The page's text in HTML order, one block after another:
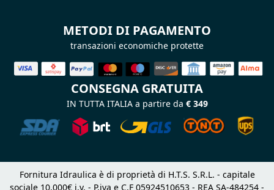
METODI DI PAGAMENTO
transazioni economiche protette
CONSEGNA GRATUITA
IN TUTTA ITALIA a partire da € 349
Fornitura Idraulica è di proprietà di H.T.S. S.R.L. - capitale
sociale 10.000€ i.v. - P.iva e C.F 05924510653 - REA SA-484254 -